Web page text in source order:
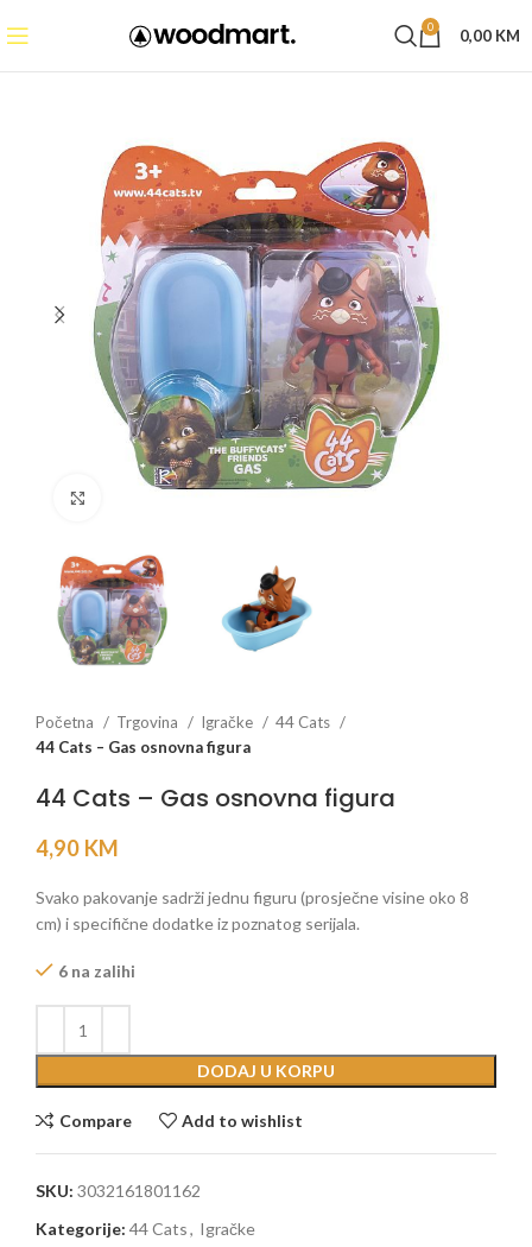
0 0,00 KM
Početna Trgovina Igračke
44 Cats
44 Cats – Gas osnovna figura
44 Cats – Gas osnovna figura
4,90 KM
Svako pakovanje sadrži jednu figuru (prosječne visine oko 8
cm) i specifične dodatke iz poznatog serijala.
6 na zalihi
DODAJ U KORPU
Compare Add to wishlist
SKU: 3032161801162
Kategorije: 44 Cats, Igračke